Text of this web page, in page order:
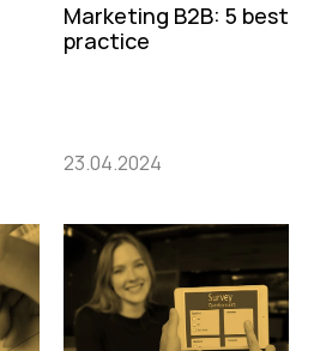
Marketing B2B: 5 best
practice
23.04.2024